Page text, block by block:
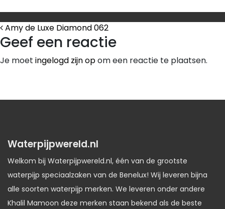
Bericht Navigatie
Amy de Luxe Diamond 062
Geef een reactie
Je moet ingelogd zijn opom een reactie te plaatsen.
Waterpijpwereld.nl
Welkom bij Waterpijpwereld.nl, één van de grootste
waterpijp speciaalzaken van de Benelux! Wij leveren bijna
alle soorten waterpijp merken. We leveren onder andere
Khalil Mamoon deze merken staan bekend als de beste